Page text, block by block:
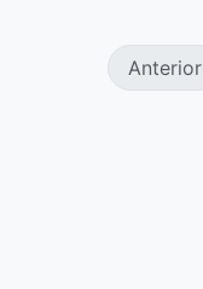
Anterior